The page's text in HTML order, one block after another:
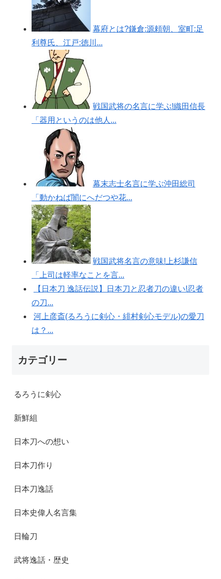
幕府とは?鎌倉:源頼朝、室町:足
利尊氏、江戸:徳川...
戦国武将の名言に学ぶ!織田信長
「器用というのは他人...
幕末志士名言に学ぶ沖田総司
「動かねば闇にへだつや花...
戦国武将名言の意味!上杉謙信
「上司は軽率なことを言...
【日本刀 逸話伝説】日本刀と忍者刀の違い!忍者
の刀...
河上彦斎(るろうに剣心・緋村剣心モデル)の愛刀
は？...
カテゴリー
るろうに剣心
新鮮組
日本刀への想い
日本刀作り
日本刀逸話
日本史偉人名言集
日輪刀
武将逸話・歴史